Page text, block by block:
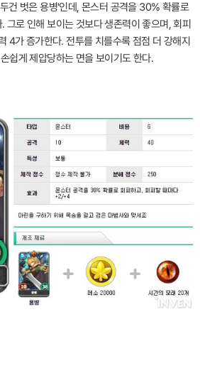
건 벗은 용병'인데, 몬스터 공격을 30% 확률로
그로 인해 보이는 것보다 생존력이 좋으며, 회피
4가 증가한다. 전투를 치를수록 점점 더 강해지
쉽게 제압당하는 면을 보이기도 한다.